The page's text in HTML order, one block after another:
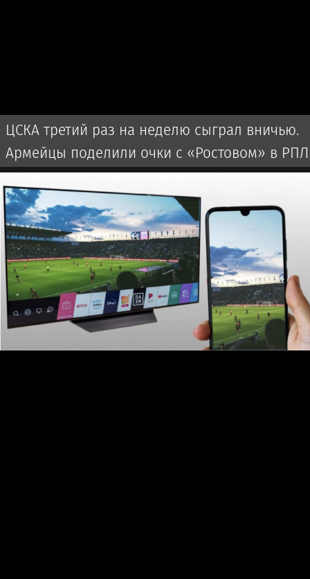
ЦСКА третий раз на неделю сыграл вничью.
Армейцы поделили очки с «Ростовом» в РПЛ